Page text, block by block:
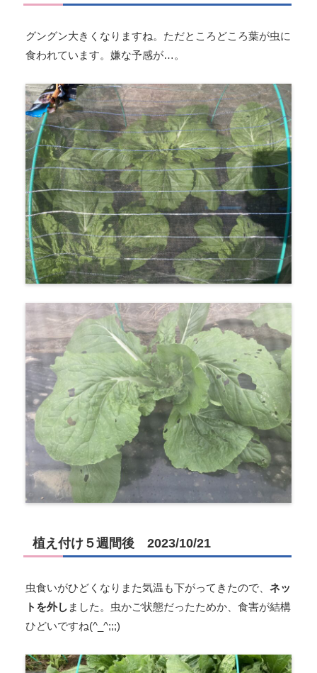
グングン大きくなりますね。ただところどころ葉が虫に
食われています。嫌な予感が…。
植え付け５週間後 2023/10/21
虫食いがひどくなりまた気温も下がってきたので、 ネッ
トを外し ました。虫かご状態だったためか、食害が結構
ひどいですね(^_^;;;)